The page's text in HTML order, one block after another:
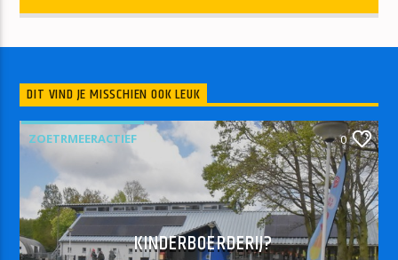
DIT VIND JE MISSCHIEN OOK LEUK
ZOETRMEERACTIEF 0
KINDERBOERDERIJ?